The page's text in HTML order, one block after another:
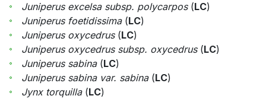
Juniperus excelsa subsp. polycarpos(LC)
Juniperus foetidissima(LC)
Juniperus oxycedrus(LC)
Juniperus oxycedrus subsp. oxycedrus(LC)
Juniperus sabina(LC)
Juniperus sabina var. sabina(LC)
Jynx torquilla(LC)